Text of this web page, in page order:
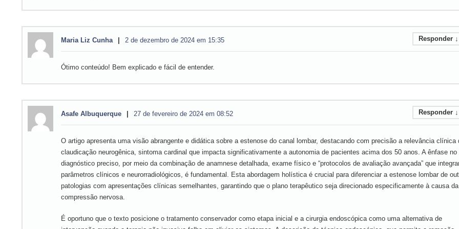
Maria Liz Cunha 2 de dezembro de 2024 em 15:35 Responder ↓
Ótimo conteúdo! Bem explicado e fácil de entender.
Asafe Albuquerque 27 de fevereiro de 2024 em 08:52 Responder ↓
O artigo apresenta uma visão abrangente e didática sobre a estenose do canal lombar, destacando com precisão a relevância clínica
claudicação neurogênica, sintoma cardinal que impacta significativamente a autonomia de pacientes acima dos 50 anos. A ênfase no
diagnóstico preciso, por meio da combinação de anamnese detalhada, exame físico e “protocolos de avaliação avançada” que
parâmetros clínicos e neurorradiológicos, é fundamental. Esta abordagem holística é crucial para diferenciar a estenose lombar de
patologias com apresentações clínicas semelhantes, garantindo que o plano terapêutico seja direcionado especificamente à causa da
compressão nervosa.
É oportuno que o texto posicione o tratamento conservador como etapa inicial e a cirurgia endoscópica como uma alternativa de